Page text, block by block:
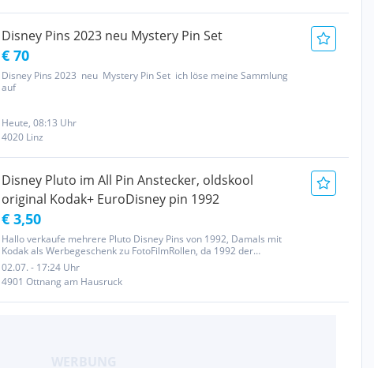
Disney Pins 2023 neu Mystery Pin Set
€ 70
Disney Pins 2023 neu Mystery Pin Set ich löse meine Sammlung
auf
Heute, 08:13 Uhr
4020 Linz
Disney Pluto im All Pin Anstecker, oldskool
original Kodak+ EuroDisney pin 1992
€ 3,50
Hallo verkaufe mehrere Pluto Disney Pins von 1992, Damals mit
Kodak als Werbegeschenk zu FotoFilmRollen, da 1992 der
EuroDisney Park in Frankreich erröffnet hat. :) Der Erlös dadurch
kommt sozialem zugute, in meiner arbeit @ Lebenshilfe. Je Pin 3,5€,
VHB...
02.07. - 17:24 Uhr
4901 Ottnang am Hausruck